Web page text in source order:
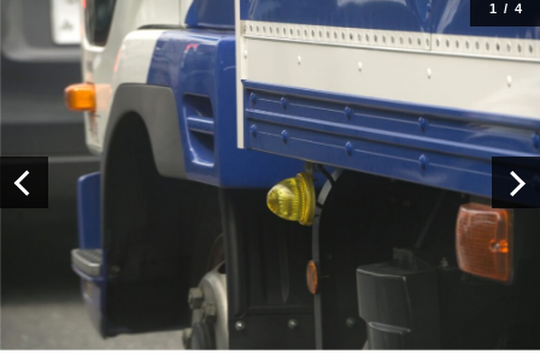
1/ 4